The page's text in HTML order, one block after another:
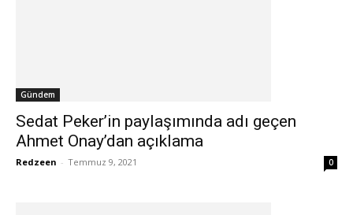
Gündem
Sedat Peker’in paylaşımında adı geçen
Ahmet Onay’dan açıklama
Redzeen - Temmuz 9, 2021 0